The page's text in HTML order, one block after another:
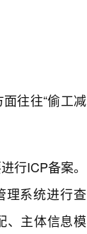
往往“偷工减
行ICP备案。
理系统进行查
、主体信息模